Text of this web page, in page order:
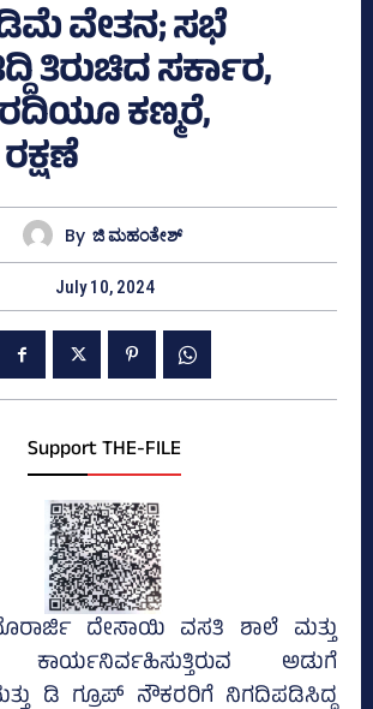
ವೇತನ; ಸಭೆ
ತಿರುಚಿದ ಸರ್ಕಾರ,
ಕಣ್ಮರೆ,
By ಜಿ ಮಹಂತೇಶ್
July 10, 2024
Support THE-FILE
ದೇಸಾಯಿ ವಸತಿ ಶಾಲೆ ಮತ್ತು
ಕಾರ್ಯನಿರ್ವಹಿಸುತ್ತಿರುವ ಅಡುಗೆ
ಡಿ ಗ್ರೂಪ್‌ ನೌಕರರಿಗೆ ನಿಗದಿಪಡಿಸಿದ್ದ